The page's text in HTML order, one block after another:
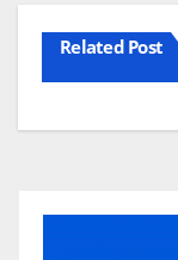
Related Post